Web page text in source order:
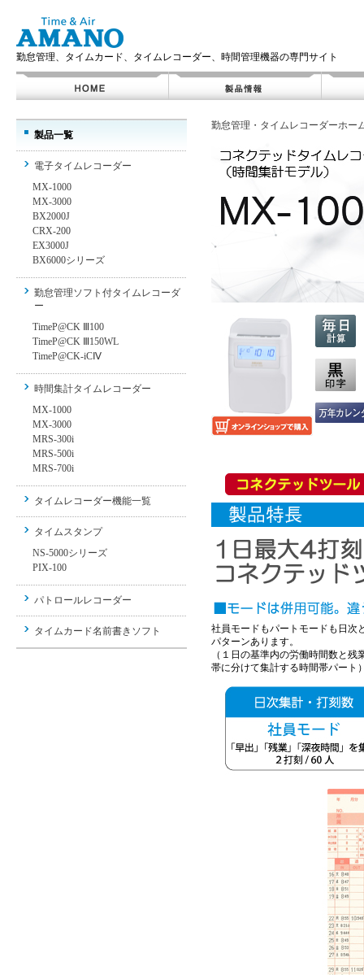
勤怠管理、タイムカード、タイムレコーダー、時間管理機器の専門サイト
製品一覧
電子タイムレコーダー
MX-1000
MX-3000
BX2000J
CRX-200
EX3000J
BX6000シリーズ
勤怠管理ソフト付タイムレコーダ
ー
TimeP@CK Ⅲ100
TimeP@CK Ⅲ150WL
TimeP@CK-iCⅣ
時間集計タイムレコーダー
MX-1000
MX-3000
MRS-300i
MRS-500i
MRS-700i
タイムレコーダー機能一覧
タイムスタンプ
NS-5000シリーズ
PIX-100
パトロールレコーダー
タイムカード名前書きソフト
勤怠管理・タイムレコーダーホー
社員モードもパートモードも日次
パターンあります。
（１日の基準内の労働時間数と
帯に分けて集計する時間帯パート